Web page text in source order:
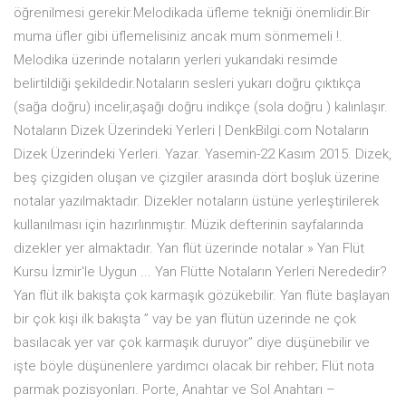
öğrenilmesi gerekir.Melodikada üfleme tekniği önemlidir.Bir
muma üfler gibi üflemelisiniz ancak mum sönmemeli !.
Melodika üzerinde notaların yerleri yukarıdaki resimde
belirtildiği şekildedir.Notaların sesleri yukarı doğru çıktıkça
(sağa doğru) incelir,aşağı doğru indikçe (sola doğru ) kalınlaşır.
Notaların Dizek Üzerindeki Yerleri | DenkBilgi.com Notaların
Dizek Üzerindeki Yerleri. Yazar. Yasemin-22 Kasım 2015. Dizek,
beş çizgiden oluşan ve çizgiler arasında dört boşluk üzerine
notalar yazılmaktadır. Dizekler notaların üstüne yerleştirilerek
kullanılması için hazırlınmıştır. Müzik defterinin sayfalarında
dizekler yer almaktadır. Yan flüt üzerinde notalar » Yan Flüt
Kursu İzmir'le Uygun ... Yan Flütte Notaların Yerleri Nerededir?
Yan flüt ilk bakışta çok karmaşık gözükebilir. Yan flüte başlayan
bir çok kişi ilk bakışta ” vay be yan flütün üzerinde ne çok
basılacak yer var çok karmaşık duruyor” diye düşünebilir ve
işte böyle düşünenlere yardımcı olacak bir rehber; Flüt nota
parmak pozisyonları. Porte, Anahtar ve Sol Anahtarı –